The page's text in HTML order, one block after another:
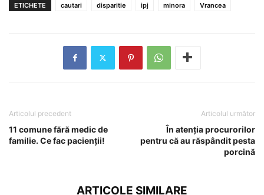
ETICHETE cautari disparitie ipj minora Vrancea
Articolul precedent
11 comune fără medic de
familie. Ce fac pacienții!
Articolul următor
În atenția procurorilor
pentru că au răspândit pesta
porcină
ARTICOLE SIMILARE